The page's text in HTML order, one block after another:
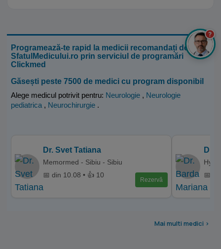
Programează-te rapid la medicii recomandați de
SfatulMedicului.ro prin serviciul de programări
Clickmed
Găsești peste 7500 de medici cu program disponibil
Alege medicul potrivit pentru: Neurologie , Neurologie
pediatrica , Neurochirurgie .
Dr. Svet Tatiana
Memormed - Sibiu - Sibiu
📅 din 10.08 • 👍 10
Rezervă
Dr.
📅
Mai multi medici >
?